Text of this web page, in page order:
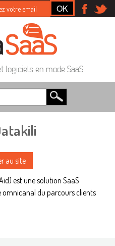
logiciels en mode SaaS
au site
est une solution SaaS
omnicanal du parcours clients